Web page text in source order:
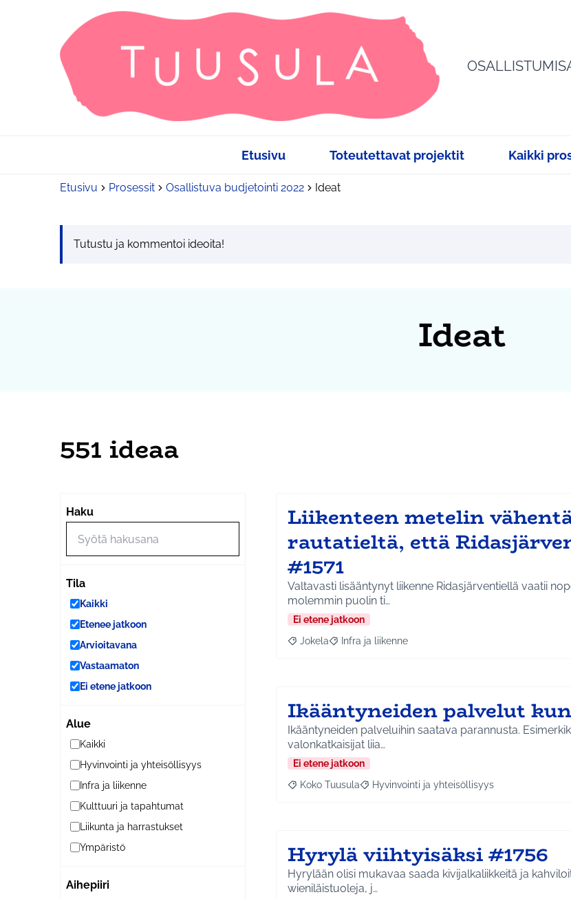
Etusivu Toteutettavat projektit Kaikki
Etusivu Prosessit Osallistuva budjetointi 2022 Ideat
Tutustu ja kommentoi ideoita!
Ideat
551 ideaa
Haku
Tila
Kaikki
Etenee jatkoon
Arvioitavana
Vastaamaton
Ei etene jatkoon
Alue
Kaikki
Hyvinvointi ja yhteisöllisyys
Infra ja liikenne
Kulttuuri ja tapahtumat
Liikunta ja harrastukset
Ympäristö
Aihepiiri
Liikenteen metelin
rautatieltä, että
#1571
Valtavasti lisääntynyt liikenne Ridasjärventiellä vaatii nopeasti
molemmin puolin ti…
Ei etene jatkoon
Rajaa tulokset aihepiirin mukaan: Jokela
Jokela Rajaa tulokset teeman mukaan: Infra ja liikenne
Infra ja liikenne
Ikääntyneiden palvelut
Ikääntyneiden palveluihin saatava parannusta.
valonkatkaisijat liia…
Ei etene jatkoon
Rajaa tulokset aihepiirin mukaan: Koko Tuusula
Koko Tuusula Rajaa tulokset teeman mukaan: Hyvinvointi ja
Hyvinvointi ja yhteisöllisyys
Hyrylä viihtyisäksi #1756
Hyrylään olisi mukavaa saada kivijalkaliikkeitä ja
wieniläistuoleja, j…